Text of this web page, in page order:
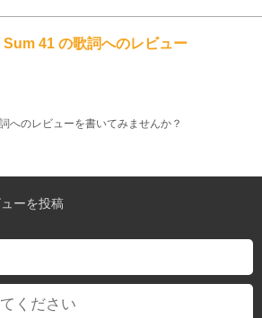
41 の歌詞へのレビュー
へのレビューを書いてみませんか？
ーを投稿